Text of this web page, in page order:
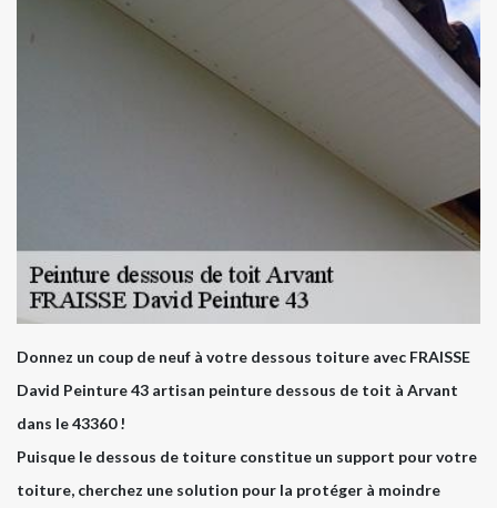
Donnez un coup de neuf à votre dessous toiture avec FRAISSE
David Peinture 43 artisan peinture dessous de toit à Arvant
dans le 43360 !
Puisque le dessous de toiture constitue un support pour votre
toiture, cherchez une solution pour la protéger à moindre